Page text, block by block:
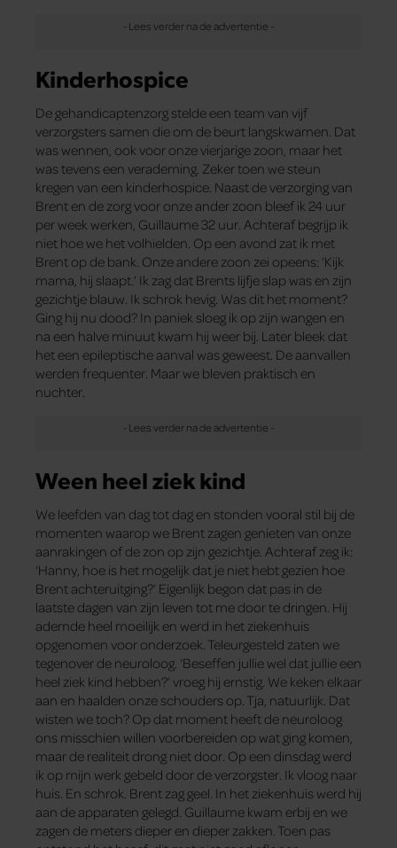
Kinderhospice
De gehandicaptenzorg stelde een team van vijf
verzorgsters samen die om de beurt langskwamen. Dat
was wennen, ook voor onze vierjarige zoon, maar het
was tevens een verademing. Zeker toen we steun
kregen van een kinderhospice. Naast de verzorging van
Brent en de zorg voor onze ander zoon bleef ik 24 uur
per week werken, Guillaume 32 uur. Achteraf begrijp ik
niet hoe we het volhielden. Op een avond zat ik met
Brent op de bank. Onze andere zoon zei opeens: ‘Kijk
mama, hij slaapt.’ Ik zag dat Brents lijfje slap was en zijn
gezichtje blauw. Ik schrok hevig. Was dit het moment?
Ging hij nu dood? In paniek sloeg ik op zijn wangen en
na een halve minuut kwam hij weer bij. Later bleek dat
het een epileptische aanval was geweest. De aanvallen
werden frequenter. Maar we bleven praktisch en
nuchter.
Ween heel ziek kind
We leefden van dag tot dag en stonden vooral stil bij de
momenten waarop we Brent zagen genieten van onze
aanrakingen of de zon op zijn gezichtje. Achteraf zeg ik:
‘Hanny, hoe is het mogelijk dat je niet hebt gezien hoe
Brent achteruitging?’ Eigenlijk begon dat pas in de
laatste dagen van zijn leven tot me door te dringen. Hij
ademde heel moeilijk en werd in het ziekenhuis
opgenomen voor onderzoek. Teleurgesteld zaten we
tegenover de neuroloog. ‘Beseffen jullie wel dat jullie een
heel ziek kind hebben?’ vroeg hij ernstig. We keken elkaar
aan en haalden onze schouders op. Tja, natuurlijk. Dat
wisten we toch? Op dat moment heeft de neuroloog
ons misschien willen voorbereiden op wat ging komen,
maar de realiteit drong niet door. Op een dinsdag werd
ik op mijn werk gebeld door de verzorgster. Ik vloog naar
huis. En schrok. Brent zag geel. In het ziekenhuis werd hij
aan de apparaten gelegd. Guillaume kwam erbij en we
zagen de meters dieper en dieper zakken. Toen pas